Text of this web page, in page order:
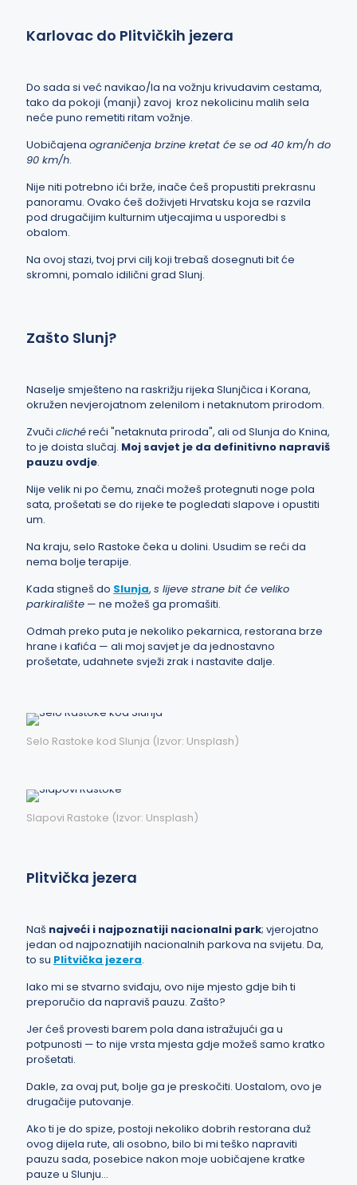
Karlovac do Plitvičkih jezera
Do sada si već navikao/la na vožnju krivudavim cestama,
tako da pokoji (manji) zavoj kroz nekolicinu malih sela
neće puno remetiti ritam vožnje.
Uobičajena ograničenja brzine kretat će se od 40 km/h do
90 km/h.
Nije niti potrebno ići brže, inače ćeš propustiti prekrasnu
panoramu. Ovako ćeš doživjeti Hrvatsku koja se razvila
pod drugačijim kulturnim utjecajima u usporedbi s
obalom.
Na ovoj stazi, tvoj prvi cilj koji trebaš dosegnuti bit će
skromni, pomalo idilični grad Slunj.
Zašto Slunj?
Naselje smješteno na raskrižju rijeka Slunjčica i Korana,
okružen nevjerojatnom zelenilom i netaknutom prirodom.
Zvuči clichéreći "netaknuta priroda", ali od Slunja do Knina,
to je doista slučaj. Moj savjet je da definitivno napraviš
pauzu ovdje.
Nije velik ni po čemu, znači možeš protegnuti noge pola
sata, prošetati se do rijeke te pogledati slapove i opustiti
um.
Na kraju, selo Rastoke čeka u dolini. Usudim se reći da
nema bolje terapije.
Kada stigneš do Slunja, s lijeve strane bit će veliko
parkiralište — ne možeš ga promašiti.
Odmah preko puta je nekoliko pekarnica, restorana brze
hrane i kafića — ali moj savjet je da jednostavno
prošetate, udahnete svježi zrak i nastavite dalje.
Selo Rastoke kod Slunja (Izvor: Unsplash)
Slapovi Rastoke (Izvor: Unsplash)
Plitvička jezera
Naš najveći i najpoznatiji nacionalni park; vjerojatno
jedan od najpoznatijih nacionalnih parkova na svijetu. Da,
to su Plitvička jezera.
Iako mi se stvarno sviđaju, ovo nije mjesto gdje bih ti
preporučio da napraviš pauzu. Zašto?
Jer ćeš provesti barem pola dana istražujući ga u
potpunosti — to nije vrsta mjesta gdje možeš samo kratko
prošetati.
Dakle, za ovaj put, bolje ga je preskočiti. Uostalom, ovo je
drugačije putovanje.
Ako ti je do spize, postoji nekoliko dobrih restorana duž
ovog dijela rute, ali osobno, bilo bi mi teško napraviti
pauzu sada, posebice nakon moje uobičajene kratke
pauze u Slunju…